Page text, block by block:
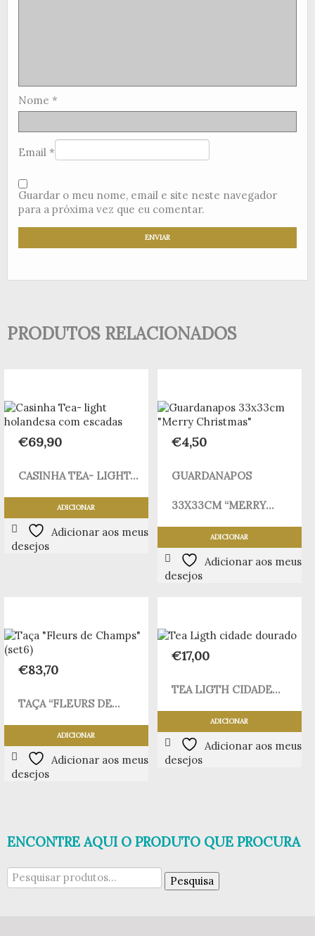
Nome *
Email *
Guardar o meu nome, email e site neste navegador
para a próxima vez que eu comentar.
PRODUTOS RELACIONADOS
€69,90
CASINHA TEA- LIGHT...
ADICIONAR
Adicionar aos meus
desejos
€4,50
GUARDANAPOS
33X33CM “MERRY...
ADICIONAR
Adicionar aos meus
desejos
€83,70
TAÇA “FLEURS DE...
ADICIONAR
Adicionar aos meus
desejos
€17,00
TEA LIGTH CIDADE...
ADICIONAR
Adicionar aos meus
desejos
ENCONTRE AQUI O PRODUTO QUE PROCURA
Pesquisar
por:
Pesquisa